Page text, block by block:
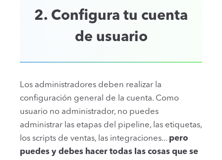
2. Configura tu cuenta
de usuario
Los administradores deben realizar la
configuración general de la cuenta. Como
usuario no administrador, no puedes
administrar las etapas del pipeline, las etiquetas,
los scripts de ventas, las integraciones... pero
puedes y debes hacer todas las cosas que se